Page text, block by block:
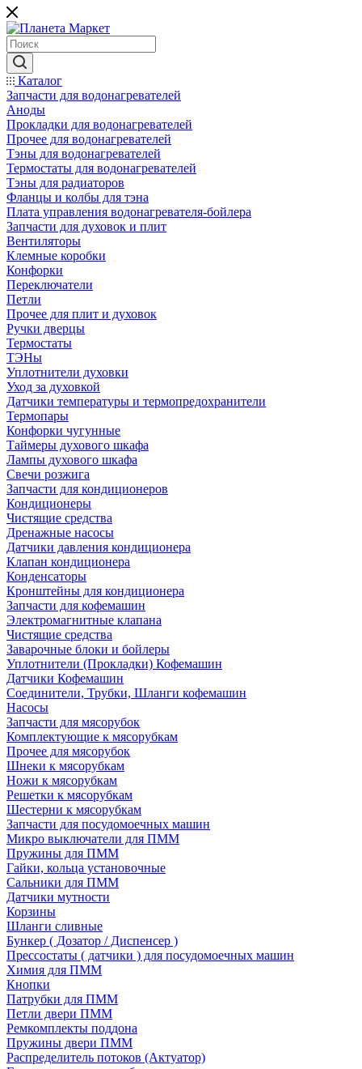
Каталог
Запчасти для водонагревателей
Аноды
Прокладки для водонагревателей
Прочее для водонагревателей
Тэны для водонагревателей
Термостаты для водонагревателей
Тэны для радиаторов
Фланцы и колбы для тэна
Плата управления водонагревателя-бойлера
Запчасти для духовок и плит
Вентиляторы
Клемные коробки
Конфорки
Переключатели
Петли
Прочее для плит и духовок
Ручки дверцы
Термостаты
ТЭНы
Уплотнители духовки
Уход за духовкой
Датчики температуры и термопредохранители
Термопары
Конфорки чугунные
Таймеры духового шкафа
Лампы духового шкафа
Свечи розжига
Запчасти для кондиционеров
Кондиционеры
Чистящие средства
Дренажные насосы
Датчики давления кондиционера
Клапан кондиционера
Конденсаторы
Кронштейны для кондиционера
Запчасти для кофемашин
Электромагнитные клапана
Чистящие средства
Заварочные блоки и бойлеры
Уплотнители (Прокладки) Кофемашин
Датчики Кофемашин
Соединители, Трубки, Шланги кофемашин
Насосы
Запчасти для мясорубок
Комплектующие к мясорубкам
Прочее для мясорубок
Шнеки к мясорубкам
Ножи к мясорубкам
Решетки к мясорубкам
Шестерни к мясорубкам
Запчасти для посудомоечных машин
Микро выключатели для ПММ
Пружины для ПММ
Гайки, кольца установочные
Сальники для ПММ
Датчики мутности
Корзины
Шланги сливные
Бункер ( Дозатор / Диспенсер )
Прессостаты ( датчики ) для посудомоечных машин
Химия для ПММ
Кнопки
Патрубки для ПММ
Петли двери ПММ
Ремкомплекты поддона
Пружины двери ПММ
Распределитель потоков (Актуатор)